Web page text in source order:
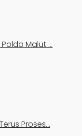
Malut …
Proses…